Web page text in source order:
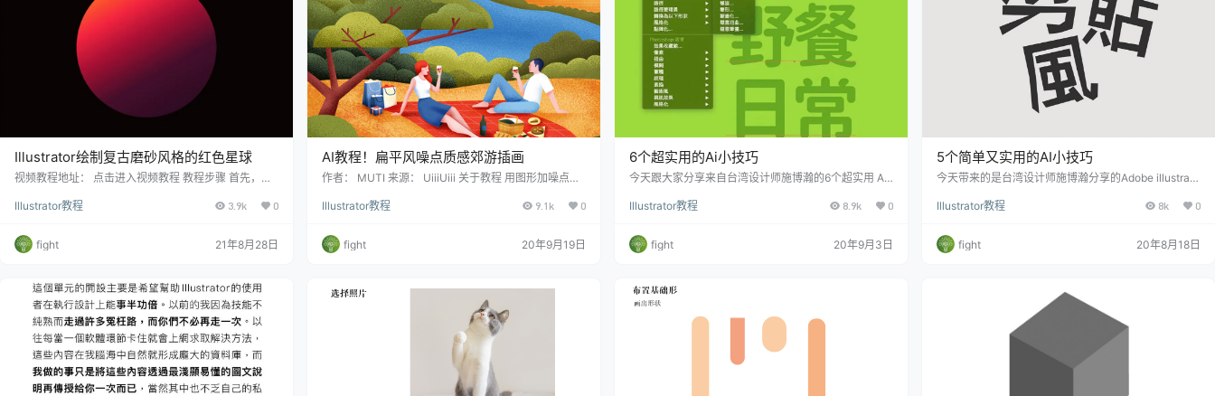
Illustrator绘制复古磨砂风格的红色星球
视频教程地址： 点击进入视频教程 教程步骤 首先，绘
数可查看视频。 接着，叠加星球纹理图片，并使用正片
Illustrator教程 3.9k 0
fight 21年8月28日
AI教程！扁平风噪点质感郊游插画
作者： MUTI 来源： UiiiUiii 关于教程 用图形加噪点的
图 教程步骤 步骤1：新建文档 打开Adobe Illustrator，
Illustrator教程 9.1k 0
fight 20年9月19日
6个超实用的Ai小技巧
今天跟大家分享来自台湾设计师施博瀚的6个超实用 Ai
瀚 是一名来自台湾的平面设计师，1992年出生。 他擅
Illustrator教程 8.9k 0
fight 20年9月3日
5个简单又实用的AI小技巧
今天带来的是台湾设计师施博瀚分享的Adobe illustrato
m/bohanshih 一、快速完成剪贴风标题字 1）输入你要
Illustrator教程 8k 0
fight 20年8月18日